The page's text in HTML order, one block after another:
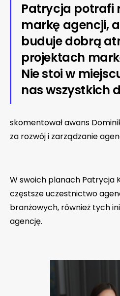
Patrycja potrafi
markę agencji,
buduje dobrą
projektach
Nie stoi w
nas wszystkich
skomentował awans
za rozwój i zarządzanie
W swoich planach Patrycja
częstsze uczestnictwo
branżowych, również tych
agencję.